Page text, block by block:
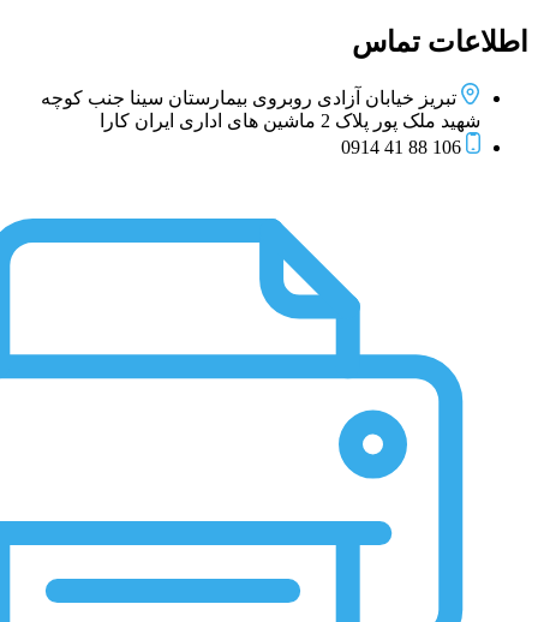
اطلاعات تماس
تبریز خیابان آزادی روبروی بیمارستان سینا جنب کوچه
شهید ملک پور پلاک 2 ماشین های اداری ایران کارا
106 88 41 0914